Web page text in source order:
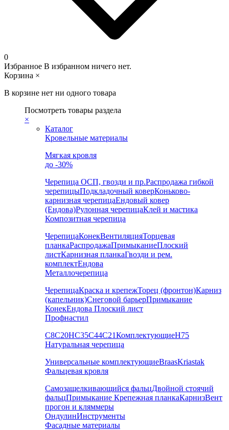
0
Избранное В избранном ничего нет.
Корзина ×
В корзине нет ни одного товара
Посмотреть товары раздела
×
Каталог
Кровельные материалы
Мягкая кровля
до -30%
Черепица ОСП, гвозди и пр.Распродажа гибкой
черепицыПодкладочный коверКоньково-
карнизная черепицаЕндовый ковер
(Ендова)Рулонная черепицаКлей и мастика
Композитная черепица
ЧерепицаКонекВентиляцияТорцевая
планкаРаспродажаПримыканиеПлоский
листКарнизная планкаГвозди и рем.
комплектЕндова
Металлочерепица
ЧерепицаКраска и крепежТорец (фронтон)Карниз
(капельник)Снеговой барьерПримыкание
КонекЕндова Плоский лист
Профнастил
С8С20НС35С44С21КомплектующиеН75
Натуральная черепица
Универсальные комплектующиеBraasKriastak
Фальцевая кровля
Самозащелкивающийся фальцДвойной стоячий
фальцПримыкание Крепежная планкаКарнизВент
прогон и кляммеры
ОндулинИнструменты
Фасадные материалы